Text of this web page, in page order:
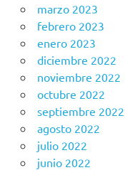
marzo 2023
febrero 2023
enero 2023
diciembre 2022
noviembre 2022
octubre 2022
septiembre 2022
agosto 2022
julio 2022
junio 2022